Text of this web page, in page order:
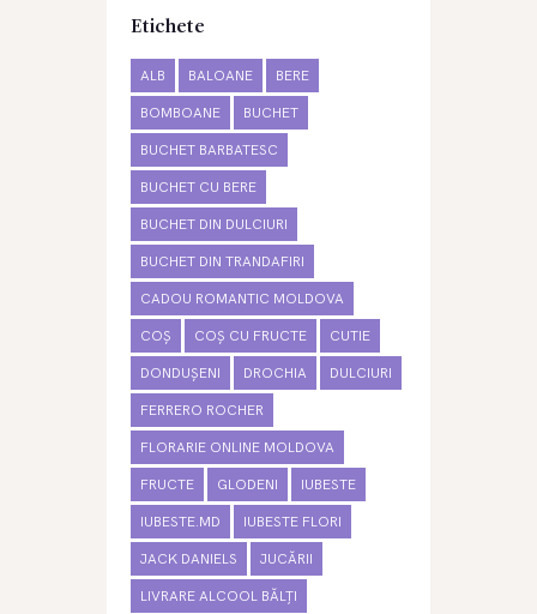
Etichete
ALB BALOANE BERE
BOMBOANE BUCHET
BUCHET BARBATESC
BUCHET CU BERE
BUCHET DIN DULCIURI
BUCHET DIN TRANDAFIRI
CADOU ROMANTIC MOLDOVA
COȘ COȘ CU FRUCTE CUTIE
DONDUȘENI DROCHIA DULCIURI
FERRERO ROCHER
FLORARIE ONLINE MOLDOVA
FRUCTE GLODENI IUBESTE
IUBESTE.MD IUBESTE FLORI
JACK DANIELS JUCĂRII
LIVRARE ALCOOL BĂLȚI